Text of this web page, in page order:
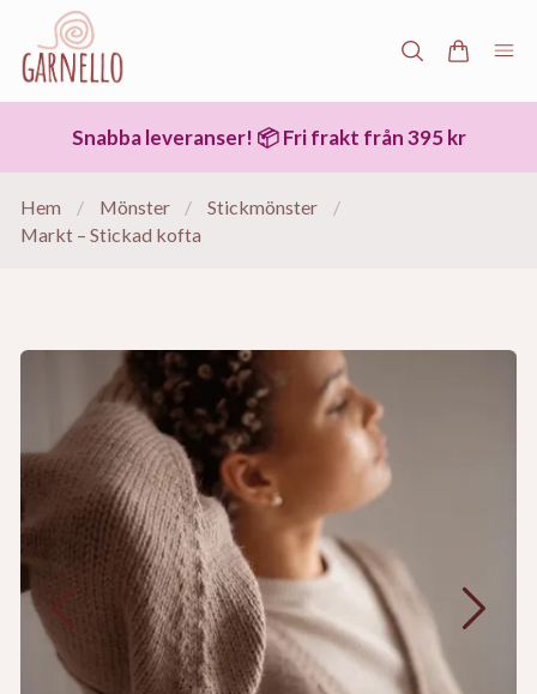
Snabba leveranser! 📦 Fri frakt från 395 kr
Hem / Mönster / Stickmönster
/
Markt – Stickad kofta